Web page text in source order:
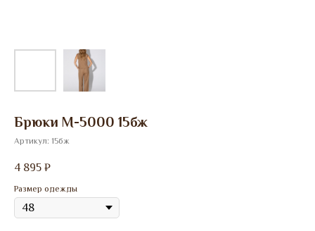
Брюки М-5000 15бж
Артикул: 15бж
4 895 ₽
Размер одежды